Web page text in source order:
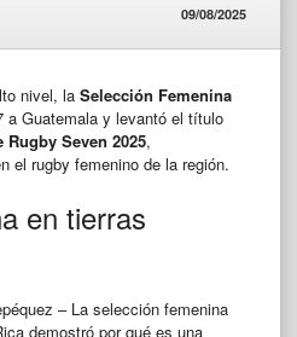
09/08/2025
nivel, la Selección Femenina
a Guatemala y levantó el título
Rugby Seven 2025,
el rugby femenino de la región.
en tierras
– La selección femenina
demostró por qué es una